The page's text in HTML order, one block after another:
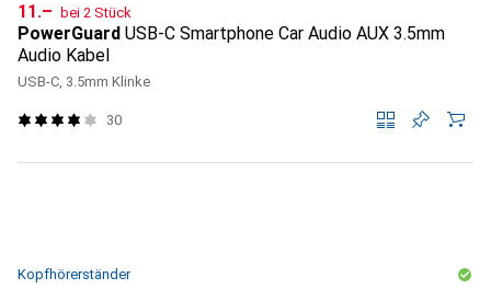
CHF
11.– bei 2 Stück
PowerGuard USB-C Smartphone Car Audio AUX 3.5mm
Audio Kabel
USB-C, 3.5mm Klinke
30
Kopfhörerständer